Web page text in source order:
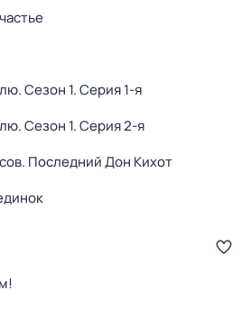
. Сезон 1. Серия 1-я
. Сезон 1. Серия 2-я
Последний Дон Кихот